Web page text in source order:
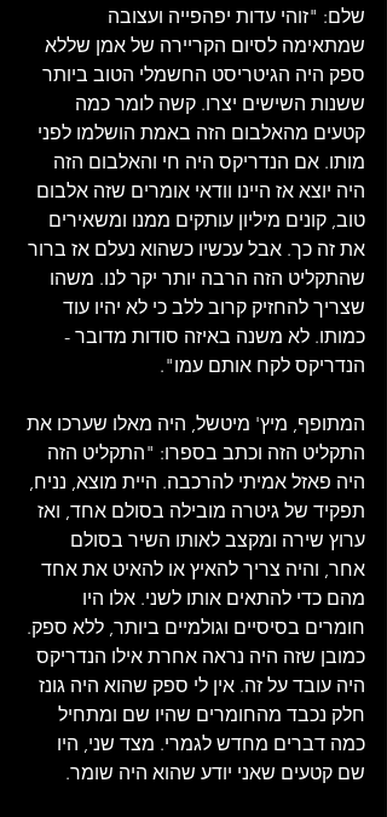
שלם: "זוהי עדות יפהפייה ועצובה
שמתאימה לסיום הקריירה של אמן שללא
ספק היה הגיטריסט החשמלי הטוב ביותר
ששנות השישים יצרו. קשה לומר כמה
קטעים מהאלבום הזה באמת הושלמו לפני
מותו. אם הנדריקס היה חי והאלבום הזה
היה יוצא אז היינו וודאי אומרים שזה אלבום
טוב, קונים מיליון עותקים ממנו ומשאירים
את זה כך. אבל עכשיו כשהוא נעלם אז ברור
שהתקליט הזה הרבה יותר יקר לנו. משהו
שצריך להחזיק קרוב ללב כי לא יהיו עוד
כמותו. לא משנה באיזה סודות מדובר -
הנדריקס לקח אותם עמו".
המתופף, מיץ' מיטשל, היה מאלו שערכו את
התקליט הזה וכתב בספרו: "התקליט הזה
היה פאזל אמיתי להרכבה. היית מוצא, נניח,
תפקיד של גיטרה מובילה בסולם אחד, ואז
ערוץ שירה ומקצב לאותו השיר בסולם
אחר, והיה צריך להאיץ או להאיט את אחד
מהם כדי להתאים אותו לשני. אלו היו
חומרים בסיסיים וגולמיים ביותר, ללא ספק.
כמובן שזה היה נראה אחרת אילו הנדריקס
היה עובד על זה. אין לי ספק שהוא היה גונז
חלק נכבד מהחומרים שהיו שם ומתחיל
כמה דברים מחדש לגמרי. מצד שני, היו
שם קטעים שאני יודע שהוא היה שומר.